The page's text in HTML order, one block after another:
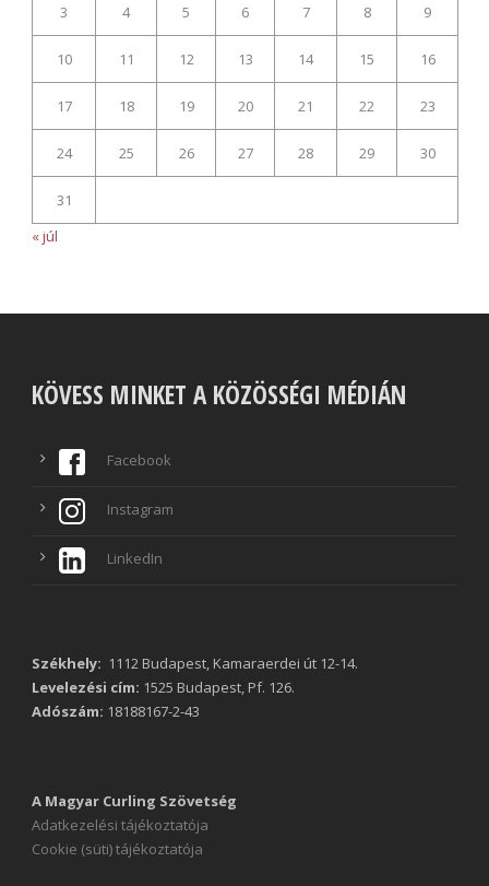
3 4 5 6 7 8 9
10 11 12 13 14 15 16
17 18 19 20 21 22 23
24 25 26 27 28 29 30
31
« júl
KÖVESS MINKET A KÖZÖSSÉGI MÉDIÁN
Facebook
Instagram
LinkedIn
Székhely: 1112 Budapest, Kamaraerdei út 12-14.
Levelezési cím: 1525 Budapest, Pf. 126.
Adószám: 18188167-2-43
A Magyar Curling Szövetség
Adatkezelési tájékoztatója
Cookie (süti) tájékoztatója